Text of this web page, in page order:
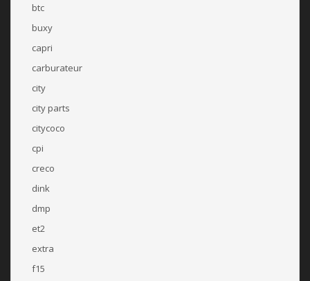
btc
buxy
capri
carburateur
city
city parts
citycoco
cpi
creco
dink
dmp
et2
extra
f15